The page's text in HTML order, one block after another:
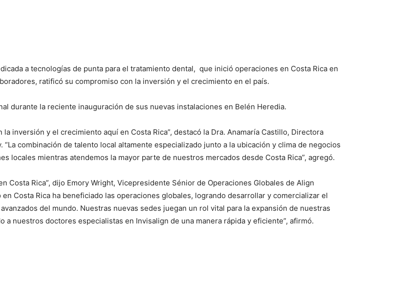
a tecnologías de punta para el tratamiento dental, que inició operaciones en Costa Rica en
ratificó su compromiso con la inversión y el crecimiento en el país.
durante la reciente inauguración de sus nuevas instalaciones en Belén Heredia.
inversión y el crecimiento aquí en Costa Rica”, destacó la Dra. Anamaría Castillo, Directora
combinación de talento local altamente especializado junto a la ubicación y clima de negocios
locales mientras atendemos la mayor parte de nuestros mercados desde Costa Rica”, agregó.
Costa Rica”, dijo Emory Wright, Vicepresidente Sénior de Operaciones Globales de Align
Costa Rica ha beneficiado las operaciones globales, logrando desarrollar y comercializar el
del mundo. Nuestras nuevas sedes juegan un rol vital para la expansión de nuestras
nuestros doctores especialistas en Invisalign de una manera rápida y eficiente”, afirmó.